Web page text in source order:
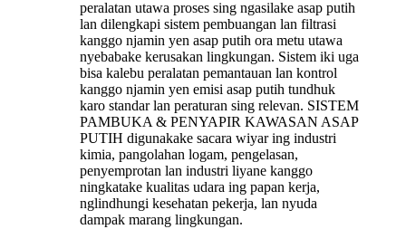
peralatan utawa proses sing ngasilake asap putih
lan dilengkapi sistem pembuangan lan filtrasi
kanggo njamin yen asap putih ora metu utawa
nyebabake kerusakan lingkungan. Sistem iki uga
bisa kalebu peralatan pemantauan lan kontrol
kanggo njamin yen emisi asap putih tundhuk
karo standar lan peraturan sing relevan. SISTEM
PAMBUKA & PENYAPIR KAWASAN ASAP
PUTIH digunakake sacara wiyar ing industri
kimia, pangolahan logam, pengelasan,
penyemprotan lan industri liyane kanggo
ningkatake kualitas udara ing papan kerja,
nglindhungi kesehatan pekerja, lan nyuda
dampak marang lingkungan.